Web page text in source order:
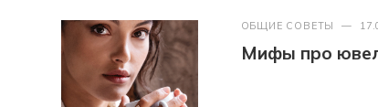
ОБЩИЕ СОВЕТЫ —
Мифы про